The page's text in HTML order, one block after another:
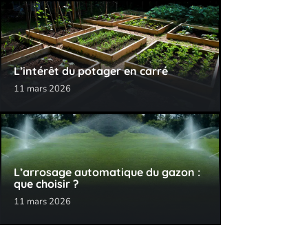
L’intérêt du potager en carré
11 mars 2026
L’arrosage automatique du gazon :
que choisir ?
11 mars 2026